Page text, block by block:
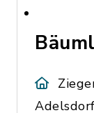
Adelsdorf